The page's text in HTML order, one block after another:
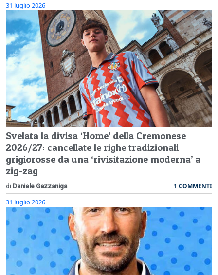
31 luglio 2026
Svelata la divisa ‘Home’ della Cremonese
2026/27: cancellate le righe tradizionali
grigiorosse da una ‘rivisitazione moderna’ a
zig-zag
di Daniele Gazzaniga 1 COMMENTI
31 luglio 2026